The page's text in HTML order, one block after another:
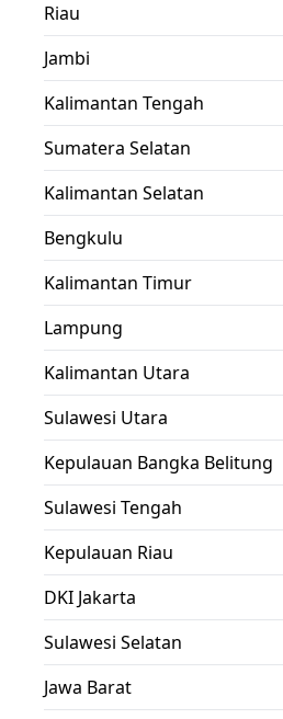
Riau
Jambi
Kalimantan Tengah
Sumatera Selatan
Kalimantan Selatan
Bengkulu
Kalimantan Timur
Lampung
Kalimantan Utara
Sulawesi Utara
Kepulauan Bangka Belitung
Sulawesi Tengah
Kepulauan Riau
DKI Jakarta
Sulawesi Selatan
Jawa Barat